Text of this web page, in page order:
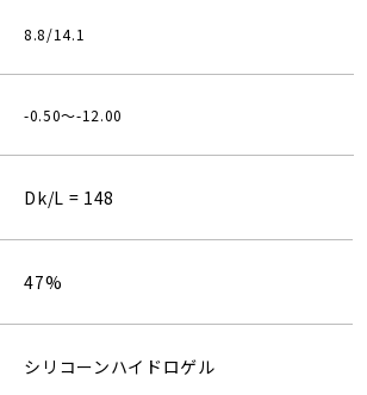
8.8/14.1
-0.50～-12.00
Dk/L = 148
47%
シリコーンハイドロゲル